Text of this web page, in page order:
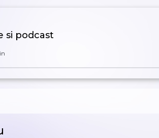
si podcast